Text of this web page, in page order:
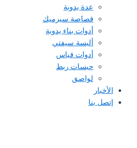
عدة يدوية
قصاصة سيرميك
أدوات بناء يدوية
ألبسة سيفتي
أدوات قياس
حبسات ربط
لواصق
الأخبار
إتصل بنا